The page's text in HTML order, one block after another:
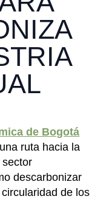
de Bogotá
ruta hacia la
descarbonizar
de los